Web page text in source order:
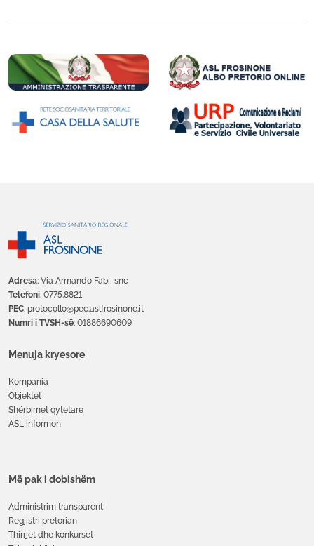
Adresa: Via Armando Fabi, snc
Telefoni: 0775.8821
PEC: protocollo@pec.aslfrosinone.it
Numri i TVSH-së: 01886690609
Menuja kryesore
Kompania
Objektet
Shërbimet qytetare
ASL informon
Më pak i dobishëm
Administrim transparent
Regjistri pretorian
Thirrjet dhe konkurset